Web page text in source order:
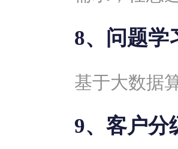
8、问题学
基于大数据
9、客户分